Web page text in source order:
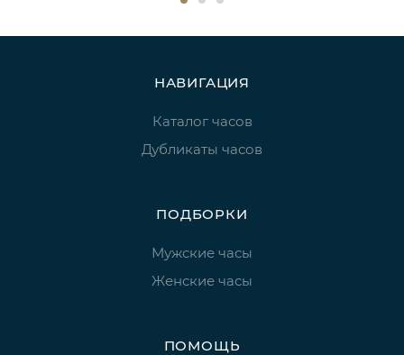
НАВИГАЦИЯ
Каталог часов
Дубликаты часов
ПОДБОРКИ
Мужские часы
Женские часы
ПОМОЩЬ